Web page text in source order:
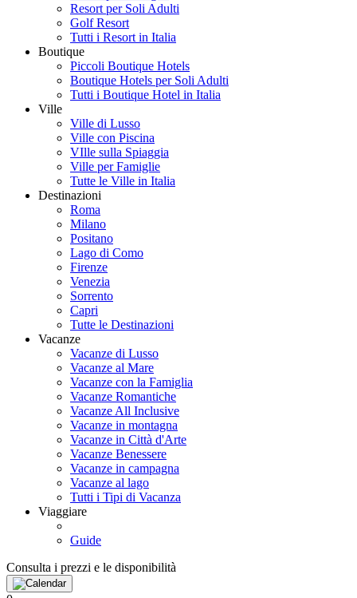
Resort per Soli Adulti
Golf Resort
Tutti i Resort in Italia
Boutique
Piccoli Boutique Hotels
Boutique Hotels per Soli Adulti
Tutti i Boutique Hotel in Italia
Ville
Ville di Lusso
Ville con Piscina
VIlle sulla Spiaggia
Ville per Famiglie
Tutte le Ville in Italia
Destinazioni
Roma
Milano
Positano
Lago di Como
Firenze
Venezia
Sorrento
Capri
Tutte le Destinazioni
Vacanze
Vacanze di Lusso
Vacanze al Mare
Vacanze con la Famiglia
Vacanze Romantiche
Vacanze All Inclusive
Vacanze in montagna
Vacanze in Città d'Arte
Vacanze Benessere
Vacanze in campagna
Vacanze al lago
Tutti i Tipi di Vacanza
Viaggiare
Guide
Consulta i prezzi e le disponibilità